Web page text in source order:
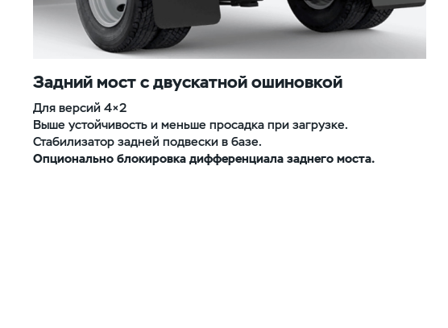
Задний мост с двускатной ошиновкой
Для версий 4×2
Выше устойчивость и меньше просадка при загрузке.
Стабилизатор задней подвески в базе.
Опционально блокировкадифференциала заднего моста.